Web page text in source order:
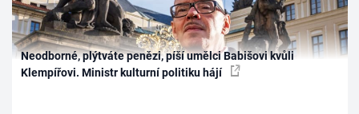
Neodborné, plýtváte penězi, píší umělci Babišovi kvůli
Klempířovi. Ministr kulturní politiku hájí